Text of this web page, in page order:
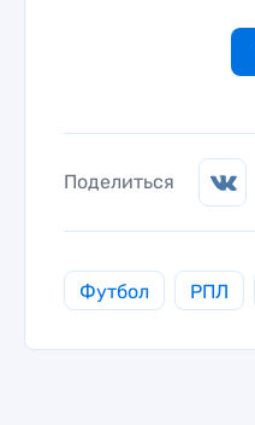
Поделиться
Футбол РПЛ